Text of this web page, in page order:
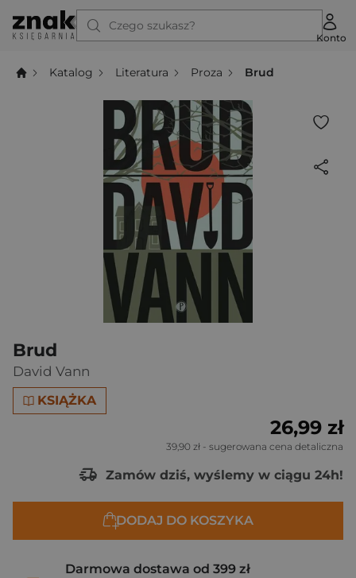
Czego szukasz?
Konto
Katalog Literatura Proza Brud
Brud
David Vann
KSIĄŻKA
26,99 zł
39,90 zł - sugerowana cena detaliczna
Zamów dziś, wyślemy w ciągu 24h!
DODAJ DO KOSZYKA
Darmowa dostawa od 399 zł